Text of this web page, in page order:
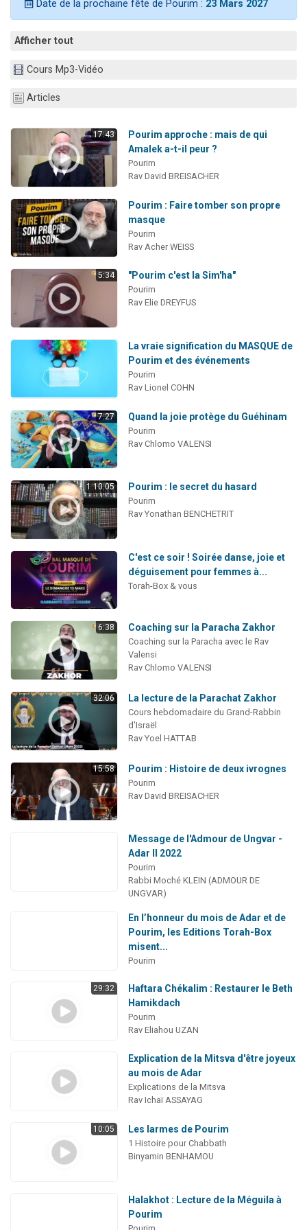
Eva vient de donner son Maasser
Date de la prochaine fête de Pourim : 23 Mars 2027
Afficher tout
Cours Mp3-Vidéo
Articles
17:43
Pourim approche : mais de qui
Amalek a-t-il peur ?
Pourim
Rav David BREISACHER
Pourim : Faire tomber son propre
masque
Pourim
Rav Acher WEISS
5:34 "Pourim c'est la Sim'ha"
Pourim
Rav Elie DREYFUS
La vraie signification du MASQUE de
Pourim et des événements
Pourim
Rav Lionel COHN
7:27 Quand la joie protège du Guéhinam
Pourim
Rav Chlomo VALENSI
1:10:05 Pourim : le secret du hasard
Pourim
Rav Yonathan BENCHETRIT
C'est ce soir ! Soirée danse, joie et
déguisement pour femmes à...
Torah-Box & vous
6:38 Coaching sur la Paracha Zakhor
Coaching sur la Paracha avec le Rav
Valensi
Rav Chlomo VALENSI
32:06 La lecture de la Parachat Zakhor
Cours hebdomadaire du Grand-Rabbin
d'Israël
Rav Yoel HATTAB
15:58 Pourim : Histoire de deux ivrognes
Pourim
Rav David BREISACHER
Message de l'Admour de Ungvar -
Adar II 2022
Pourim
Rabbi Moché KLEIN (ADMOUR DE
UNGVAR)
En l’honneur du mois de Adar et de
Pourim, les Editions Torah-Box
misent...
Pourim
29:32
Haftara Chékalim : Restaurer le Beth
Hamikdach
Pourim
Rav Eliahou UZAN
Explication de la Mitsva d'être joyeux
au mois de Adar
Explications de la Mitsva
Rav Ichaï ASSAYAG
10:05 Les larmes de Pourim
1 Histoire pour Chabbath
Binyamin BENHAMOU
Halakhot : Lecture de la Méguila à
Pourim